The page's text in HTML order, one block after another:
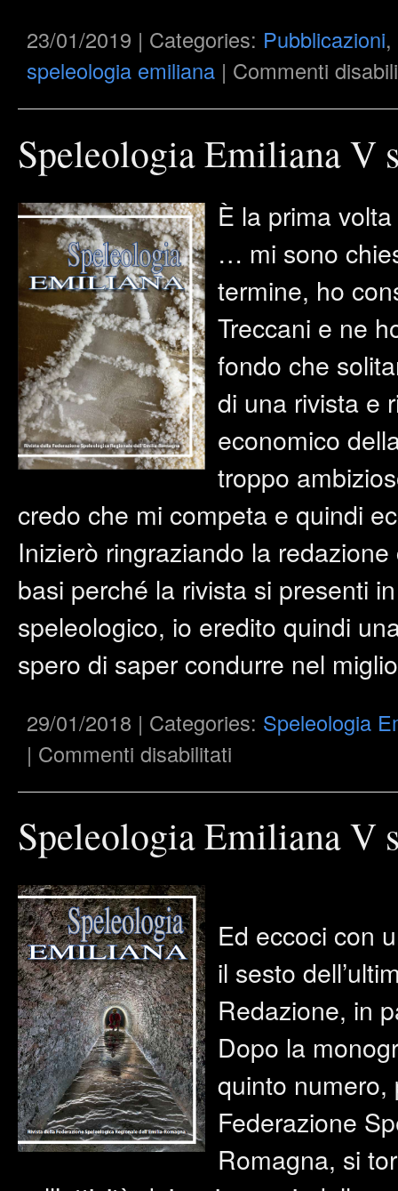
23/01/2019 | Categories: Pubblicazioni,
speleologia emiliana | Commenti
Speleologia Emiliana V
È la prima
… mi sono
termine, ho
Treccani e ne
fondo che
di una rivista e
economico
troppo
credo che mi competa e quindi
Inizierò ringraziando la
basi perché la rivista si presenti
speleologico, io eredito quindi
spero di saper condurre nel
29/01/2018 | Categories: Speleologia
| Commenti disabilitati
serie
7
–
Speleologia Emiliana V
Ed eccoci con
il sesto
Redazione, in
Dopo la
quinto numero,
Federazione
Romagna, si